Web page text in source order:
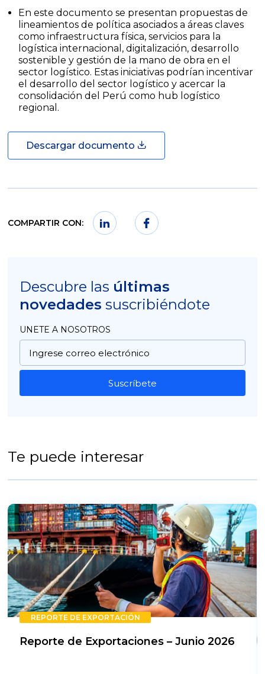
En este documento se presentan propuestas de
lineamientos de política asociados a áreas claves
como infraestructura física, servicios para la
logística internacional, digitalización, desarrollo
sostenible y gestión de la mano de obra en el
sector logístico. Estas iniciativas podrían incentivar
el desarrollo del sector logístico y acercar la
consolidación del Perú como hub logístico
regional.
Descargar documento
COMPARTIR CON:
Descubre las últimas
novedades suscribiéndote
UNETE A NOSOTROS
Suscríbete
Te puede interesar
REPORTE DE EXPORTACIÓN
Reporte de Exportaciones – Junio 2026